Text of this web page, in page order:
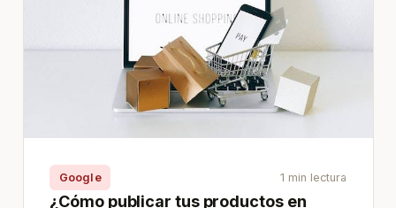
Google 1 min lectura
¿Cómo publicar tus productos en